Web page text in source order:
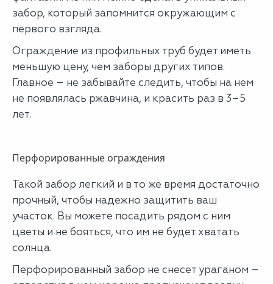
забор, который запомнится окружающим с
первого взгляда.
Ограждение из профильных труб будет иметь
меньшую цену, чем заборы других типов.
Главное – не забывайте следить, чтобы на нем
не появлялась ржавчина, и красить раз в 3–5
лет.
Перфорированные ограждения
Такой забор легкий и в то же время достаточно
прочный, чтобы надежно защитить ваш
участок. Вы можете посадить рядом с ним
цветы и не бояться, что им не будет хватать
солнца.
Перфорированный забор не снесет ураганом –